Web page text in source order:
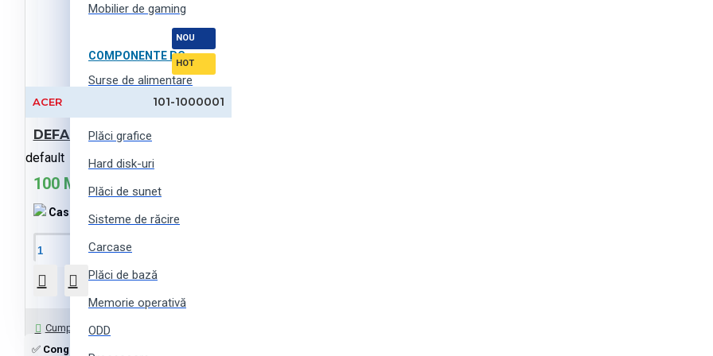
Mobilier de gaming
COMPONENTE PC
Surse de alimentare
Ventilatoare de carcasă
Plăci grafice
Hard disk-uri
Plăci de sunet
Sisteme de răcire
Carcase
Plăci de bază
Memorie operativă
ODD
NOU
HOT
ACER 101-1000001
DEFAULT-products (ro)
default
100 MDL
Cashback: 0 MDL
În Coş
Cumpără cu 1 click
✅ Congelatoare încorporabile